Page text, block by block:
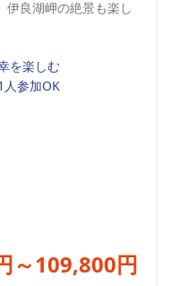
伊良湖岬の絶景も楽し
を楽しむ
人参加OK
～109,800円